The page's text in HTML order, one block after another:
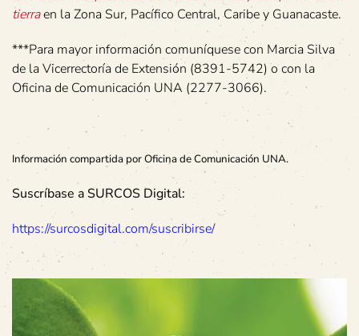
tierraen la Zona Sur, Pacífico Central, Caribe y Guanacaste.
***Para mayor información comuníquese con Marcia Silva
de la Vicerrectoría de Extensión (8391-5742) o con la
Oficina de Comunicación UNA (2277-3066).
Información compartida por Oficina de Comunicación UNA.
Suscríbase a SURCOS Digital:
https://surcosdigital.com/suscribirse/